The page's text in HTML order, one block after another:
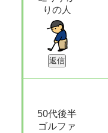
りの人
50代後半
ゴルファ